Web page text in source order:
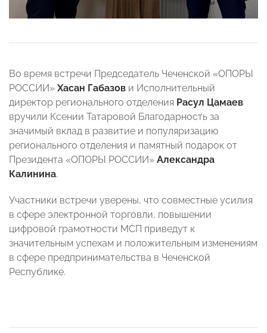
Во время встречи Председатель Чеченской «ОПОРЫ
РОССИИ» Хасан Габазов и Исполнительный
директор регионального отделения Расул Цамаев
вручили Ксении Татаровой Благодарность за
значимый вклад в развитие и популяризацию
регионального отделения и памятный подарок от
Президента «ОПОРЫ РОССИИ» Александра
Калинина.
Участники встречи уверены, что совместные усилия
в сфере электронной торговли, повышении
цифровой грамотности МСП приведут к
значительным успехам и положительным изменениям
в сфере предпринимательства в Чеченской
Республике.